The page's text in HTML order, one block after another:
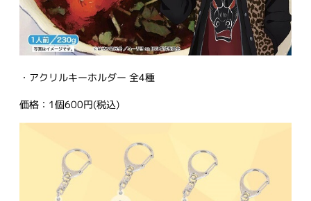
・アクリルキーホルダー 全4種
価格：1個600円(税込)